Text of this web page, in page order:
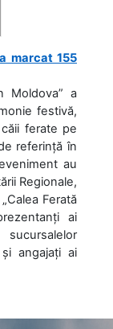
marcat 155
Moldova” a
festivă,
ferate pe
referință în
au
Regionale,
Ferată
ai
angajați ai